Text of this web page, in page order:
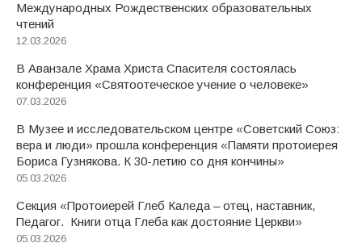
Международных Рождественских образовательных
чтений
12.03.2026
В Аванзале Храма Христа Спасителя состоялась
конференция «Святоотеческое учение о человеке»
07.03.2026
В Музее и исследовательском центре «Советский Союз:
вера и люди» прошла конференция «Памяти протоиерея
Бориса Гузнякова. К 30-летию со дня кончины»
05.03.2026
Секция «Протоиерей Глеб Каледа – отец, наставник,
Педагог. Книги отца Глеба как достояние Церкви»
05.03.2026